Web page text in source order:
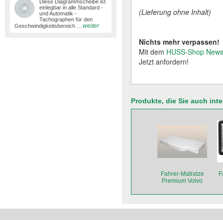
Diese Diagrammscheibe ist
einlegbar in alle Standard -
und Automatik -
Tachographen für den
Geschwindigkeitsbereich ...
weiter
(Lieferung ohne Inhalt)
Nichts mehr verpassen!
Mit dem HUSS-Shop
Jetzt anfordern!
Produkte, die Sie auch
Fahrer-Matratze
Premium Volvo